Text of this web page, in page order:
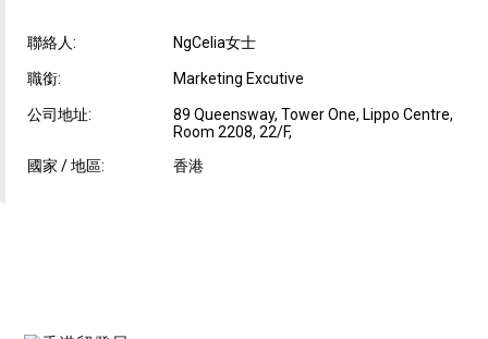
聯絡人: NgCelia女士
職銜: Marketing Excutive
公司地址:
89 Queensway, Tower One, Lippo Centre,
Room 2208, 22/F,
國家 / 地區:
香港